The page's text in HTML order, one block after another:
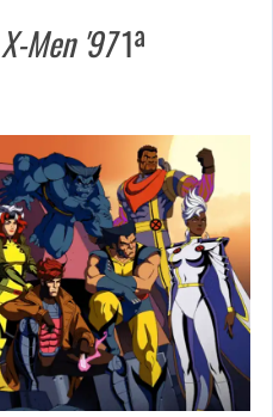
X-Men '971ª